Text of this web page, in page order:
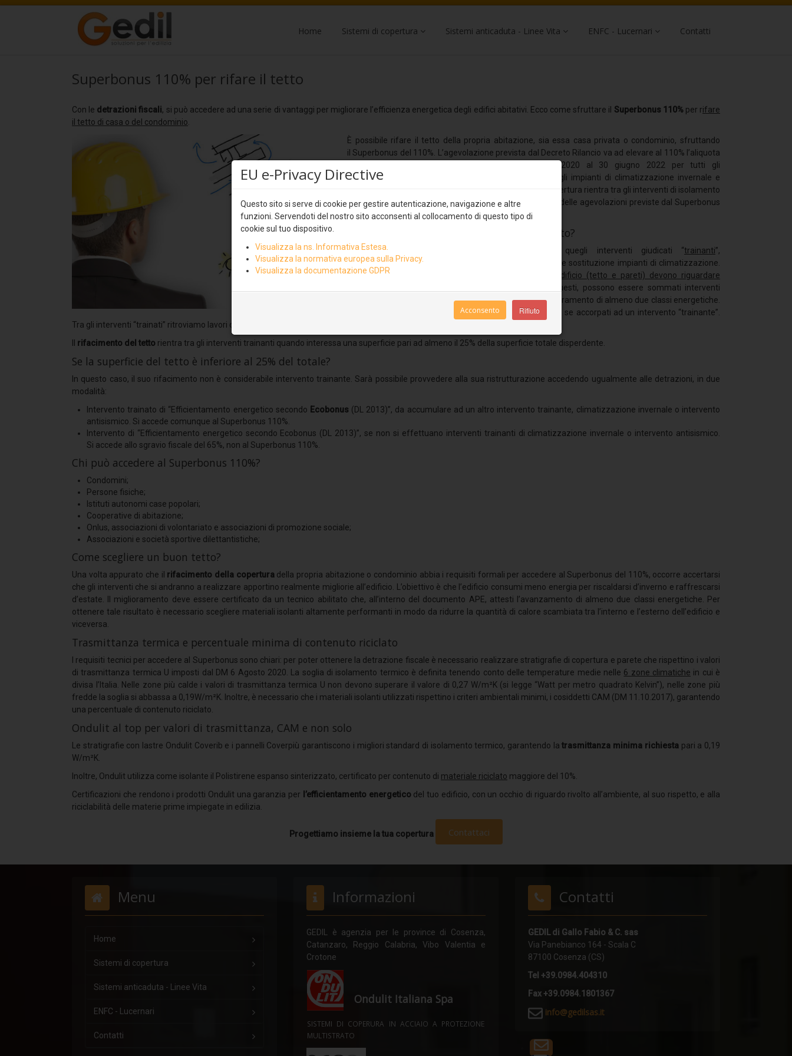
Home Sistemi di copertura Sistemi anticaduta - Linee Vita ENFC - Lucernari Contatti
Superbonus 110% per rifare il tetto
Con le detrazioni fiscali, si può accedere ad una serie di vantaggi per migliorare l’efficienza energetica degli edifici abitativi. Ecco come sfruttare il Superbonus 110% per rifare
il tetto di casa o del condominio
È possibile rifare il tetto della propria abitazione, sia essa casa privata o condominio, sfruttando
il Superbonus del 110%. L’agevolazione prevista dal Decreto Rilancio va ad elevare al 110% l’aliquota
di detrazione delle spese sostenute dal 1° luglio 2020 al 30 giugno 2022 per tutti gli
interventi finalizzati a migliorare l’isolamento termico, gli impianti di climatizzazione invernale e
la stabilità antisismica degli edifici. Il rifacimento della copertura rientra tra gli interventi di isolamento
termico sugli involucri degli edifici e per questo beneficia delle agevolazioni previste dal Superbonus
110%.
Rifare il tetto: intervento trainante o trainato?
L’agevolazione del Superbonus spetta per tutti quegli interventi giudicati “trainanti”,
ovvero di isolamento termico, adeguamento antisismico e sostituzione impianti di climatizzazione.
Gli interventi di isolamento termico dell’involucro dell’edificio (tetto e pareti) devono riguardare
. A questi, possono essere sommati interventi
“trainati”, al fine di assicurare all’unità immobiliare il miglioramento di almeno due classi energetiche.
Gli interventi trainati rientrano nel Superbonus 110% solo se accorpati ad un intervento “trainante”.
Tra gli interventi “trainati” ritroviamo lavori di efficientamento energetico e di installazione di impianti fotovoltaici.
rifacimento del tetto rientra tra gli interventi trainanti quando interessa una superficie pari ad almeno il 25% della superficie totale disperdente.
Se la superficie del tetto è inferiore al 25% del totale?
In questo caso, il suo rifacimento non è considerabile intervento trainante. Sarà possibile provvedere alla sua ristrutturazione accedendo ugualmente alle detrazioni, in due
modalità:
Intervento trainato di “Efficientamento energetico secondo Ecobonus (DL 2013)”, da accumulare ad un altro intervento trainante, climatizzazione invernale o intervento
antisismico. Si accede comunque al Superbonus 110%.
Intervento di “Efficientamento energetico secondo Ecobonus (DL 2013)”, se non si effettuano interventi trainanti di climatizzazione invernale o intervento antisismico.
Si accede allo sgravio fiscale del 65%, non al Superbonus 110%.
Chi può accedere al Superbonus 110%?
Condomini;
Persone fisiche;
Istituti autonomi case popolari;
Cooperative di abitazione;
Onlus, associazioni di volontariato e associazioni di promozione sociale;
Associazioni e società sportive dilettantistiche;
Come scegliere un buon tetto?
Una volta appurato che il rifacimento della coperturadella propria abitazione o condominio abbia i requisiti formali per accedere al Superbonus del 110%, occorre accertarsi
che gli interventi che si andranno a realizzare apportino realmente migliorie all’edificio. L’obiettivo è che l’edificio consumi meno energia per riscaldarsi d’inverno e raffrescarsi
d’estate. Il miglioramento deve essere certificato da un tecnico abilitato che, all’interno del documento APE, attesti l’avanzamento di almeno due classi energetiche. Per
ottenere tale risultato è necessario scegliere materiali isolanti altamente performanti in modo da ridurre la quantità di calore scambiata tra l’interno e l’esterno dell’edificio e
viceversa.
Trasmittanza termica e percentuale minima di contenuto riciclato
I requisiti tecnici per accedere al Superbonus sono chiari: per poter ottenere la detrazione fiscale è necessario realizzare stratigrafie di copertura e parete che rispettino i valori
di trasmittanza termica U imposti dal DM 6 Agosto 2020. La soglia di isolamento termico è definita tenendo conto delle temperature medie nelle 6 zone climatiche in cui è
divisa l’Italia. Nelle zone più calde i valori di trasmittanza termica U non devono superare il valore di 0,27 W/m²K (si legge “Watt per metro quadrato Kelvin”), nelle zone più
fredde la soglia si abbassa a 0,19W/m²K. Inoltre, è necessario che i materiali isolanti utilizzati rispettino i criteri ambientali minimi, i cosiddetti CAM (DM 11.10.2017), garantendo
una percentuale di contenuto riciclato.
Ondulit al top per valori di trasmittanza, CAM e non solo
Le stratigrafie con lastre Ondulit Coverib e i pannelli Coverpiù garantiscono i migliori standard di isolamento termico, garantendo latrasmittanza minima richiestapari a 0,19
W/m²K.
Inoltre, Ondulit utilizza come isolante il Polistirene espanso sinterizzato, certificato per contenuto di materiale riciclato maggiore del 10%.
Certificazioni che rendono i prodotti Ondulit una garanzia per l’efficientamento energetico del tuo edificio, con un occhio di riguardo rivolto all’ambiente, al suo rispetto, e alla
riciclabilità delle materie prime impiegate in edilizia.
Progettiamo insieme la tua copertura Contattaci
Menu
Home
Sistemi di copertura
Sistemi anticaduta - Linee Vita
ENFC - Lucernari
Contatti
Informazioni
GEDIL è agenzia per le province di Cosenza,
Catanzaro, Reggio Calabria, Vibo Valentia e
Crotone
Ondulit Italiana Spa
SISTEMI DI COPERURA IN ACCIAIO A PROTEZIONE
MULTISTRATO
Contatti
GEDIL di Gallo Fabio & C. sas
Via Panebianco 164 - Scala C
87100 Cosenza (CS)
Tel +39.0984.404310
Fax +39.0984.1801367
info@gedilsas.it
EU e-Privacy Directive
Questo sito si serve di cookie per gestire autenticazione, navigazione e altre
funzioni. Servendoti del nostro sito acconsenti al collocamento di questo tipo di
cookie sul tuo dispositivo.
Visualizza la ns. Informativa Estesa.
Visualizza la normativa europea sulla Privacy.
Visualizza la documentazione GDPR
Acconsento Rifiuto